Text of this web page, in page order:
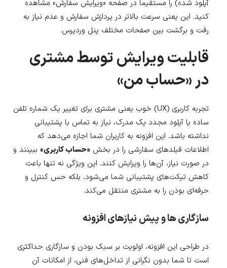
آپلود شده) را مستقیماً در صفحه «ویرایش سفارش» مشاهده
کنید. این یعنی سرعت بالاتر در پردازش سفارش و عدم نیاز به
رفت و برگشت بین صفحات مختلف پنل وردپرس.
قابلیت ویرایش توسط مشتری
در «حساب من»
تجربه کاربری (UX) خوب یعنی مشتری برای تغییر یک شماره تلفن
ساده یا آپلود مجدد یک مدرک، نیاز به تماس با پشتیبانی
نداشته باشد. این افزونه به کاربران شما اجازه می‌دهد که
اطلاعات فیلدهای سفارشی را در بخش «حساب کاربری» ببینند و
در صورت نیاز، آن‌ها را ویرایش کنند. این ویژگی نه تنها باعث
کاهش تیکت‌های پشتیبانی شما می‌شود، بلکه حس کنترل و
حرفه‌ای بودن را به مشتری منتقل می‌کند.
سازگاری ها و پیش نیازهای افزونه
در طراحی این افزونه، اولویت بر سبک بودن و سازگاری حداکثری
است تا شما بدون نگرانی از تداخل‌های فنی، از امکانات آن